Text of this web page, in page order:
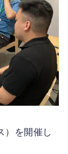
）を開催し